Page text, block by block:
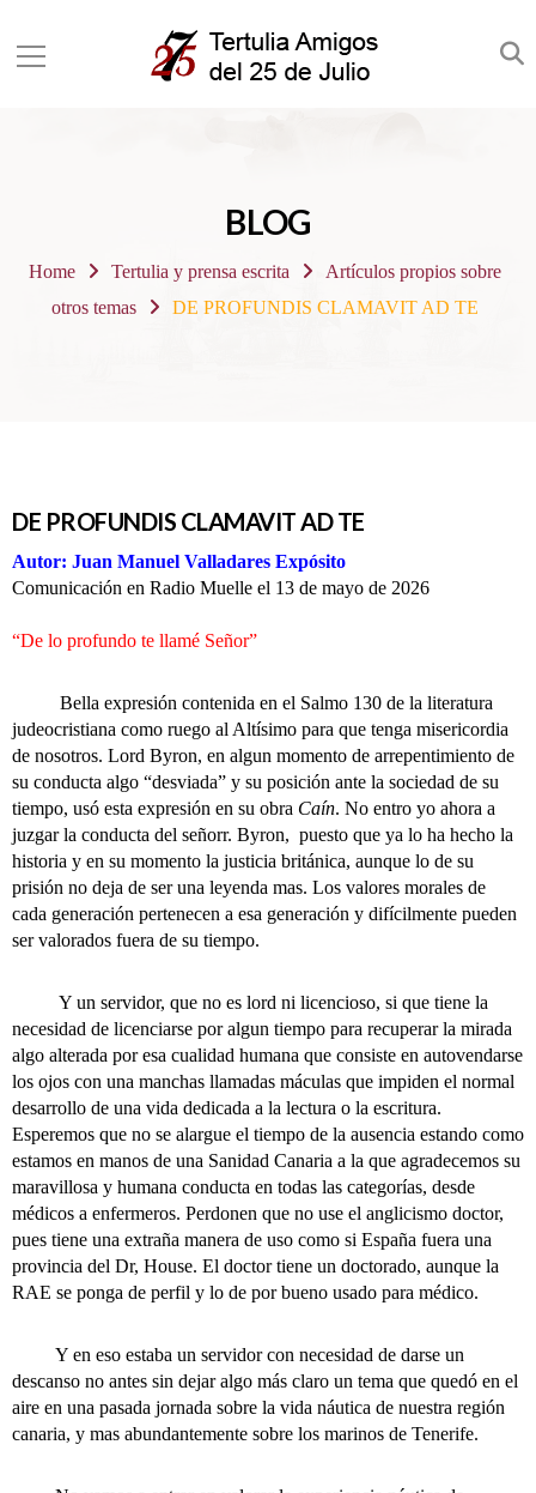
BLOG
Home Tertulia y prensa escrita
Artículos propios sobre
otros temas
DE PROFUNDIS CLAMAVIT AD TE
DE PROFUNDIS CLAMAVIT AD TE
Autor: Juan Manuel Valladares Expósito
Comunicación en Radio Muelle el 13 de mayo de 2026
“De lo profundo te llamé Señor”
Bella expresión contenida en el Salmo 130 de la literatura
judeocristiana como ruego al Altísimo para que tenga misericordia
de nosotros. Lord Byron, en algun momento de arrepentimiento de
su conducta algo “desviada” y su posición ante la sociedad de su
tiempo, usó esta expresión en su obra Caín. No entro yo ahora a
juzgar la conducta del señorr. Byron, puesto que ya lo ha hecho la
historia y en su momento la justicia británica, aunque lo de su
prisión no deja de ser una leyenda mas. Los valores morales de
cada generación pertenecen a esa generación y difícilmente pueden
ser valorados fuera de su tiempo.
Y un servidor, que no es lord ni licencioso, si que tiene la
necesidad de licenciarse por algun tiempo para recuperar la mirada
algo alterada por esa cualidad humana que consiste en autovendarse
los ojos con una manchas llamadas máculas que impiden el normal
desarrollo de una vida dedicada a la lectura o la escritura.
Esperemos que no se alargue el tiempo de la ausencia estando como
estamos en manos de una Sanidad Canaria a la que agradecemos su
maravillosa y humana conducta en todas las categorías, desde
médicos a enfermeros. Perdonen que no use el anglicismo doctor,
pues tiene una extraña manera de uso como si España fuera una
provincia del Dr, House. El doctor tiene un doctorado, aunque la
RAE se ponga de perfil y lo de por bueno usado para médico.
Y en eso estaba un servidor con necesidad de darse un
descanso no antes sin dejar algo más claro un tema que quedó en el
aire en una pasada jornada sobre la vida náutica de nuestra región
canaria, y mas abundantemente sobre los marinos de Tenerife.